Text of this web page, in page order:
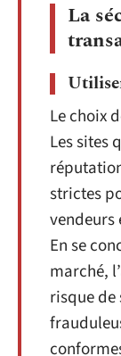
La
Le choix
Les sites
strictes
vendeurs
En se
marché,
risque